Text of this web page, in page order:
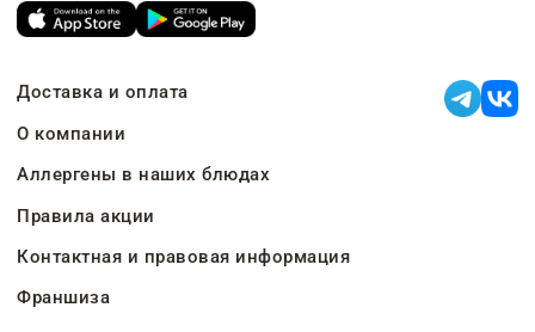
Доставка и оплата
О компании
Аллергены в наших блюдах
Правила акции
Контактная и правовая информация
Франшиза